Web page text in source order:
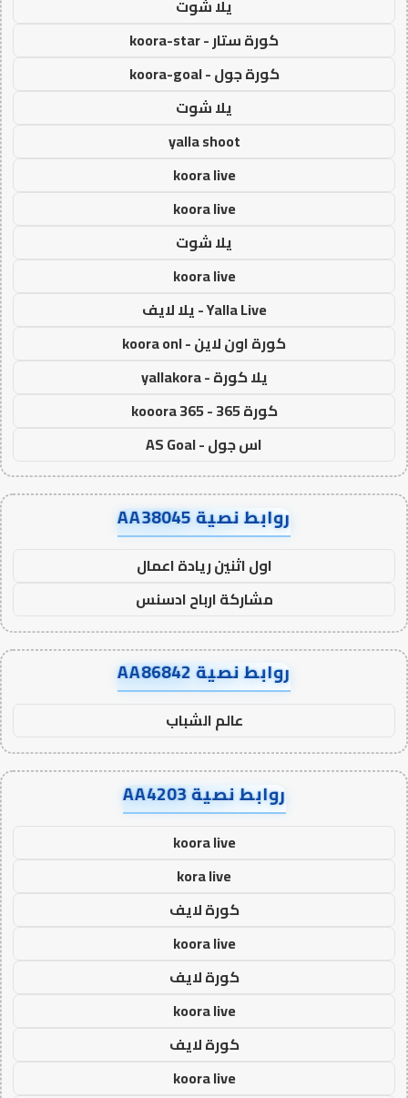
يلا شوت
كورة ستار - koora-star
كورة جول - koora-goal
يلا شوت
yalla shoot
koora live
koora live
يلا شوت
koora live
Yalla Live - يلا لايف
كورة اون لاين - koora onl
يلا كورة - yallakora
كورة 365 - kooora 365
اس جول - AS Goal
روابط نصية AA38045
اول اثنين ريادة اعمال
مشاركة ارباح ادسنس
روابط نصية AA86842
عالم الشباب
روابط نصية AA4203
koora live
kora live
كورة لايف
koora live
كورة لايف
koora live
كورة لايف
koora live